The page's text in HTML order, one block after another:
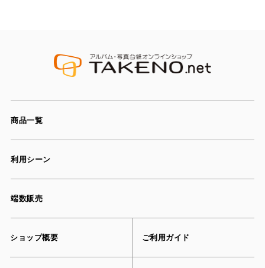
商品一覧
利用シーン
端数販売
ショップ概要 ご利用ガイド